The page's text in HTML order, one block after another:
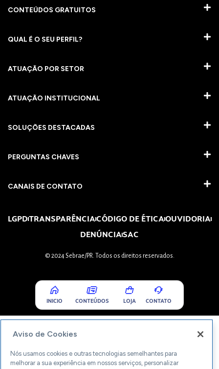
CONTEÚDOS GRATUITOS
QUAL É O SEU PERFIL?
ATUAÇÃO POR SETOR
ATUAÇÃO INSTITUCIONAL
SOLUÇÕES DESTACADAS
PERGUNTAS CHAVES​
CANAIS DE CONTATO
LGPDTRANSPARÊNCIACÓDIGO DE ÉTICAOUVIDORIA
DENÚNCIASAC
© 2024 Sebrae/PR. Todos os direitos reservados.
INICIO CONTEÚDOS LOJA CONTATO
Aviso de Cookies
Nós usamos cookies e outras tecnologias semelhantes para
melhorar a sua experiência em nossos serviços, personalizar